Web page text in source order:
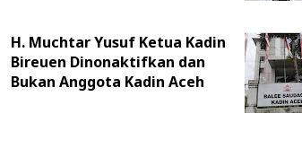
H. Muchtar Yusuf Ketua Kadin
Bireuen Dinonaktifkan dan
Bukan Anggota Kadin Aceh